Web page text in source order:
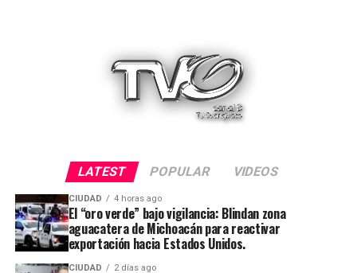
LATEST POPULAR VIDEOS
CIUDAD 4 horas ago
El “oro verde” bajo vigilancia: Blindan zona
aguacatera de Michoacán para reactivar
exportación hacia Estados Unidos.
CIUDAD 2 días ago